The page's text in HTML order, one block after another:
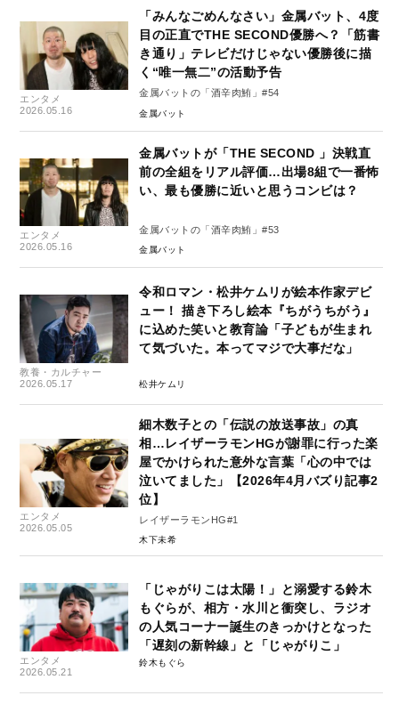
エンタメ
2026.05.16
「みんなごめんなさい」金属バット、4度
目の正直でTHE SECOND優勝へ？「筋書
き通り」テレビだけじゃない優勝後に描
く“唯一無二”の活動予告
金属バットの「酒辛肉鮪」#54
金属バット
エンタメ
2026.05.16
金属バットが「THE SECOND 」決戦直
前の全組をリアル評価…出場8組で一番怖
い、最も優勝に近いと思うコンビは？
金属バットの「酒辛肉鮪」#53
金属バット
教養・カルチャー
2026.05.17
令和ロマン・松井ケムリが絵本作家デビ
ュー！ 描き下ろし絵本『ちがうちがう』
に込めた笑いと教育論「子どもが生まれ
て気づいた。本ってマジで大事だな」
松井ケムリ
エンタメ
2026.05.05
細木数子との「伝説の放送事故」の真
相…レイザーラモンHGが謝罪に行った楽
屋でかけられた意外な言葉「心の中では
泣いてました」【2026年4月バズり記事2
位】
レイザーラモンHG#1
木下未希
エンタメ
2026.05.21
「じゃがりこは太陽！」と溺愛する鈴木
もぐらが、相方・水川と衝突し、ラジオ
の人気コーナー誕生のきっかけとなった
「遅刻の新幹線」と「じゃがりこ」
鈴木もぐら